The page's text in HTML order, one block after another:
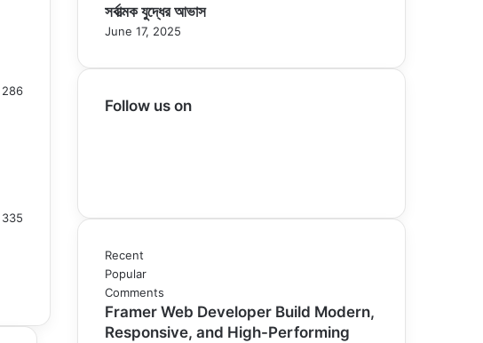
286
335
সর্বাত্মক যুদ্ধের আভাস
June 17, 2025
Follow us on
Recent
Popular
Comments
Framer Web Developer Build Modern,
Responsive, and High-Performing